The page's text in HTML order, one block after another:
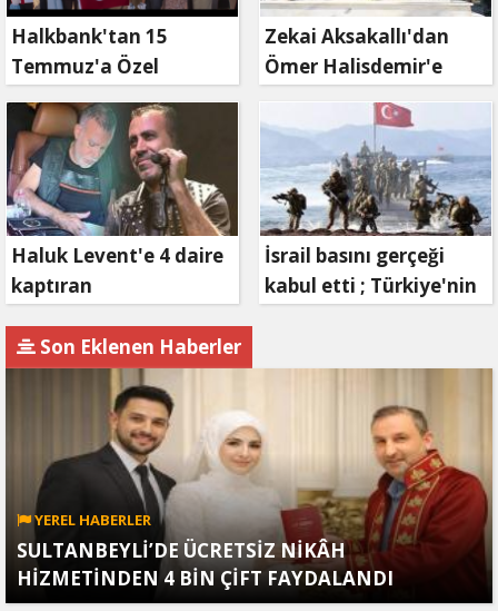
Halkbank'tan 15
Temmuz'a Özel
Reklam Filmi: "İrade
Bizim, Zafer Bizim"
Zekai Aksakallı'dan
Ömer Halisdemir'e
'vefa' ziyareti!
Haluk Levent'e 4 daire
kaptıran
savcılıkta aldı
İsrail basını gerçeği
kabul etti ; Türkiye'nin
Son Eklenen Haberler
YEREL HABERLER
SULTANBEYLİ’DE ÜCRETSİZ NİKÂH
HİZMETİNDEN 4 BİN ÇİFT FAYDALANDI